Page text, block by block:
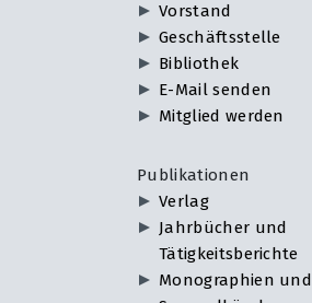
Vorstand
Geschäftsstelle
Bibliothek
E-Mail senden
Mitglied werden
Publikationen
Verlag
Jahrbücher und
Tätigkeitsberichte
Monographien und